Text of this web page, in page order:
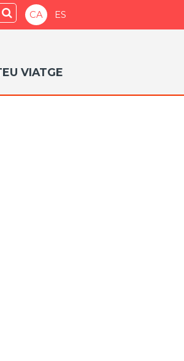
CA ES
Submit
VIATGE